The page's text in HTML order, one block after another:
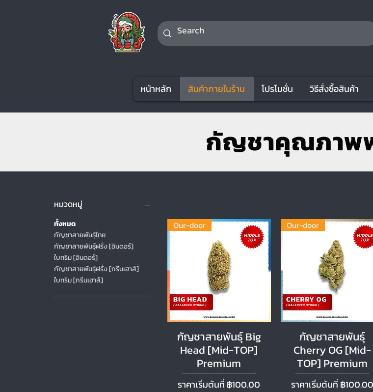
หน้าหลัก สินค้าภายในร้าน โปรโมชั่น วิธีสั่งซื้อสินค้า
กัญชาคุณภาพ
หมวดหมู่
ทั้งหมด
กัญชาสายพันธุ์ไทย
กัญชาสายพันธุ์ฝรั่ง [อินดอร์]
ใบทริม [อินดอร์]
กัญชาสายพันธุ์ฝรั่ง [กรีนเฮาส์]
ใบทริม [กรีนเฮาส์]
ดูข้อมูลด่วน
Our-door
กัญชาสายพันธุ์ Big
Head [Mid-TOP]
Premium
ราคาเริ่มต้นที่ ฿100.00
ราคาขายลด
ดูข้อมูลด่วน
Our-door
กัญชาสายพันธุ์
Cherry OG [Mid-
TOP] Premium
ราคาเริ่มต้นที่ ฿100.00
ราคาขายลด